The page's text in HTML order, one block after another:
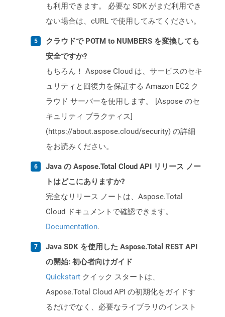
も利用できます。 必要な SDK がまだ利用でき
ない場合は、cURL で使用してみてください。
クラウドで POTM to NUMBERS を変換しても
安全ですか?
もちろん！ Aspose Cloud は、サービスのセキ
ュリティと回復力を保証する Amazon EC2 ク
ラウド サーバーを使用します。 [Aspose のセ
キュリティ プラクティス]
(https://about.aspose.cloud/security) の詳細
をお読みください。
Java の Aspose.Total Cloud API リリース ノー
トはどこにありますか?
完全なリリース ノートは、Aspose.Total
Cloud ドキュメントで確認できます。
Documentation.
Java SDK を使用した Aspose.Total REST API
の開始: 初心者向けガイド
Quickstart クイック スタートは、
Aspose.Total Cloud API の初期化をガイドす
るだけでなく、必要なライブラリのインスト